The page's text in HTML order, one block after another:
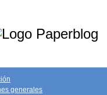
generales